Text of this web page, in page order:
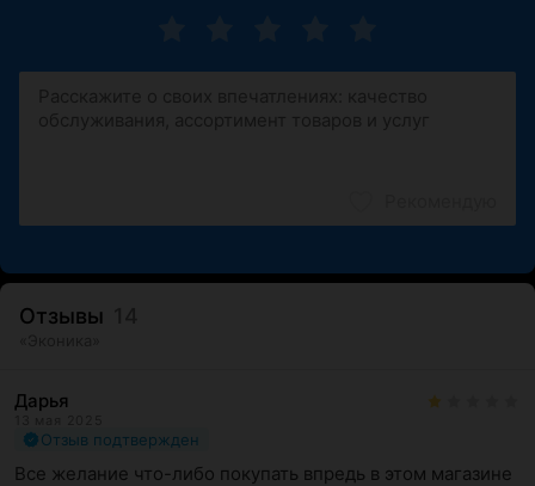
Отзывы
Дарья
Отзыв подтвержден
Все желание что-либо покупать впредь в этом магазине